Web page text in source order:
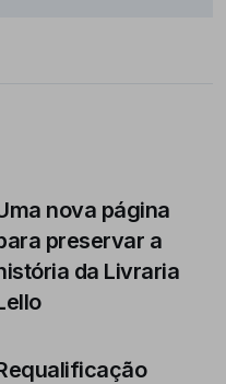
nova página
preservar a
da Livraria